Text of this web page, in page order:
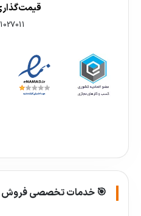
🎯 خدمات تخصصی فروش